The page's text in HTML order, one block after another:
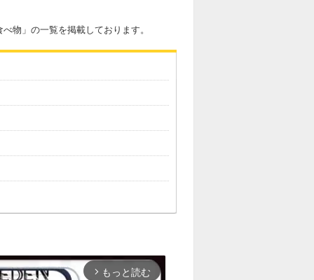
物」の一覧を掲載しております。
arrow_forward_ios もっと読む